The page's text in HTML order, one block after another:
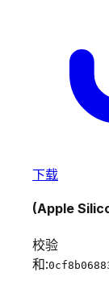
下载
(Apple
校验
和: